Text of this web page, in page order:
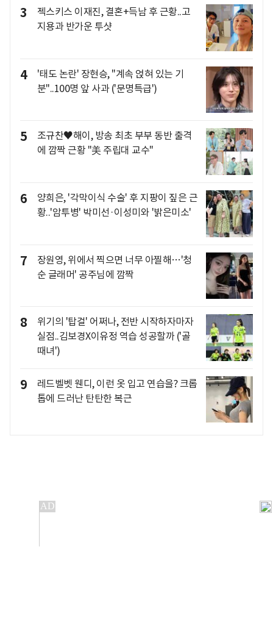
3
젝스키스 이재진, 결혼+득남 후 근황..고
지용과 반가운 투샷
4
'태도 논란' 장현승, "계속 얹혀 있는 기
분"..100명 앞 사과 ('문명특급')
5
조규찬♥해이, 방송 최초 부부 동반 출격
에 깜짝 근황 "美 주립대 교수"
6
양희은, '각막이식 수술' 후 지팡이 짚은 근
황..'암투병' 박미선·이성미와 '밝은미소'
7
장원영, 위에서 찍으면 너무 아찔해…'청
순 글래머' 공주님에 깜짝
8
위기의 '탑걸' 어쩌나, 전반 시작하자마자
실점..김보경X이유정 역습 성공할까 ('골
때녀')
9
레드벨벳 웬디, 이런 옷 입고 연습을? 크롭
톱에 드러난 탄탄한 복근